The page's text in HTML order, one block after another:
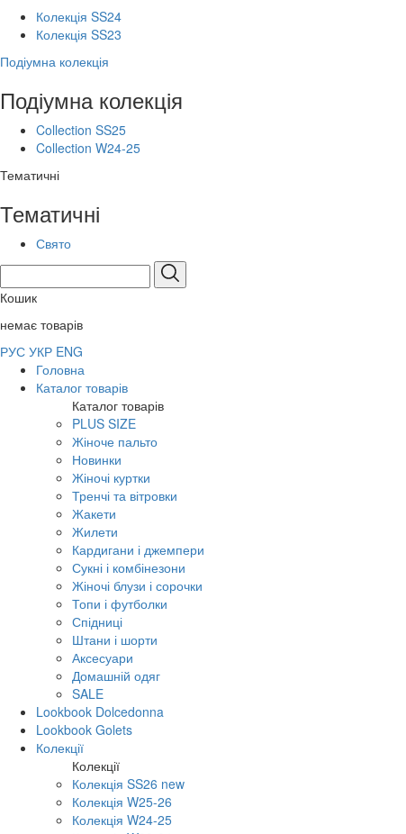
Колекція SS24
Колекція SS23
Подіумна колекція
Подіумна колекція
Collection SS25
Collection W24-25
Тематичні
Тематичні
Свято
Кошик
немає товарів
РУС УКР ENG
Головна
Каталог товарів
Каталог товарів
PLUS SIZE
Жіноче пальто
Новинки
Жіночі куртки
Тренчі та вітровки
Жакети
Жилети
Кардигани і джемпери
Сукні і комбінезони
Жіночі блузи і сорочки
Топи і футболки
Спідниці
Штани і шорти
Аксесуари
Домашній одяг
SALE
Lookbook Dolcedonna
Lookbook Golets
Колекції
Колекції
Колекція SS26 new
Колекція W25-26
Колекція W24-25